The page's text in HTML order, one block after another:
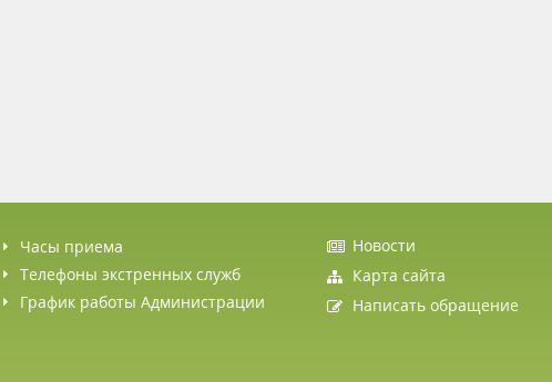
Часы приема
Телефоны экстренных служб
График работы Администрации
Новости
Карта сайта
Написать обращение